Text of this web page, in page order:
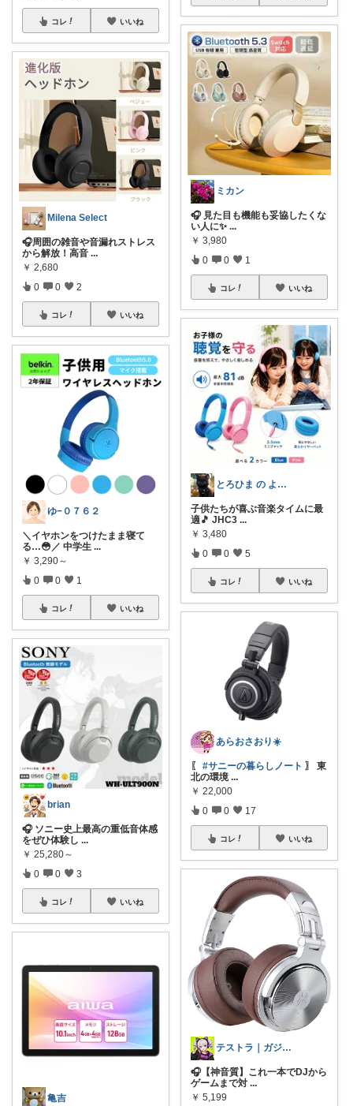
コレ いいね
Milena Select
🎧周囲の雑音や音漏れストレス
から解放！高音 ...
￥ 2,680
0 0 2
コレ いいね
ゆ−０７６２
＼イヤホンをつけたまま寝て
る…😳／ 中学生 ...
￥ 3,290～
0 0 1
コレ いいね
brian
🎧 ソニー史上最高の重低音体感
をぜひ体験し ...
￥ 25,280～
0 0 3
コレ いいね
亀吉
ミカン
🎧 見た目も機能も妥協したくな
い人に✨ ...
￥ 3,980
0 0 1
コレ いいね
とろひま の よろず屋～お得な商品たち～
子供たちが喜ぶ音楽タイムに最
適🎵 JHC3 ...
￥ 3,480
0 0 5
コレ いいね
あらおさおり☀️
〖 #サニーの暮らしノート 〗 東
北の環境 ...
￥ 22,000
0 0 17
コレ いいね
テストラ｜ガジェット・家電
🎧【神音質】これ一本でDJから
ゲームまで対 ...
￥ 5,199